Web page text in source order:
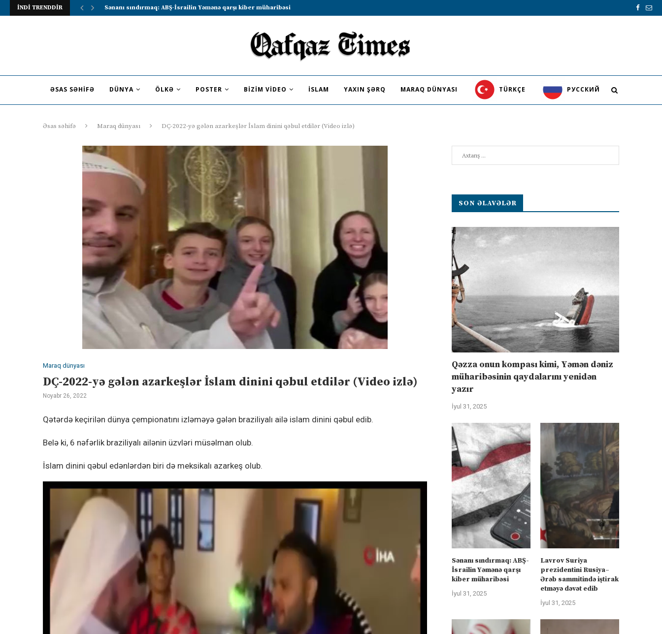
İNDİ TRENDDİR Lavrov Suriya prezidentini Rusiya–Ərəb sammitində iştirak etməyə dəvət...
ƏSAS SƏHIFƏ DÜNYA ÖLKƏ POSTER BIZIM VIDEO İSLAM YAXIN ŞƏRQ MARAQ DÜNYASI TÜRKÇE PУССКИЙ
Əsas səhifə Maraq dünyası DÇ-2022-yə gələn azarkeşlər İslam dinini qəbul etdilər (Video izlə)
Maraq dünyası
DÇ-2022-yə gələn azarkeşlər İslam dinini qəbul etdilər (Video izlə)
Noyabr 26, 2022
Qətərdə keçirilən dünya çempionatını izləməyə gələn braziliyalı ailə islam dinini qəbul edib.
Belə ki, 6 nəfərlik braziliyalı ailənin üzvləri müsəlman olub.
İslam dinini qəbul edənlərdən biri də meksikalı azarkeş olub.
SON ƏLAVƏLƏR
Qəzza onun kompası kimi, Yəmən dəniz
müharibəsinin qaydalarını yenidən
yazır
İyul 31, 2025
Sənanı sındırmaq: ABŞ-
İsrailin Yəmənə qarşı
kiber müharibəsi
İyul 31, 2025
Lavrov Suriya
prezidentini Rusiya–
Ərəb sammitində iştirak
etməyə dəvət edib
İyul 31, 2025